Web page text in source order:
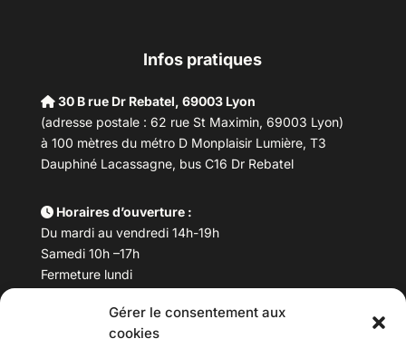
Gérer le consentement aux
cookies
Infos pratiques
30 B rue Dr Rebatel, 69003 Lyon
(adresse postale : 62 rue St Maximin, 69003 Lyon)
à 100 mètres du métro D Monplaisir Lumière, T3
Dauphiné Lacassagne, bus C16 Dr Rebatel
Horaires d’ouverture :
Du mardi au vendredi 14h-19h
Samedi 10h –17h
Fermeture lundi
Téléphone : 04 78 53 06 40
maisondesculturesasiatiques@asiexpo.com